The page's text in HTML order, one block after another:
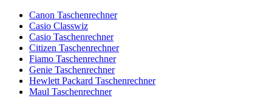
Canon Taschenrechner
Casio Classwiz
Casio Taschenrechner
Citizen Taschenrechner
Fiamo Taschenrechner
Genie Taschenrechner
Hewlett Packard Taschenrechner
Maul Taschenrechner